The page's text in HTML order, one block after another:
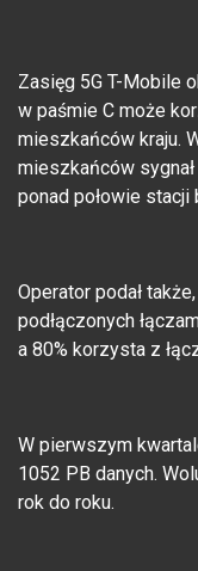
Zasięg 5G T-Mobile
w paśmie C może
mieszkańców kraju.
mieszkańców sygnał
ponad połowie
Operator podał
podłączonych
a 80% korzysta z
W pierwszym
1052 PB danych.
rok do roku.